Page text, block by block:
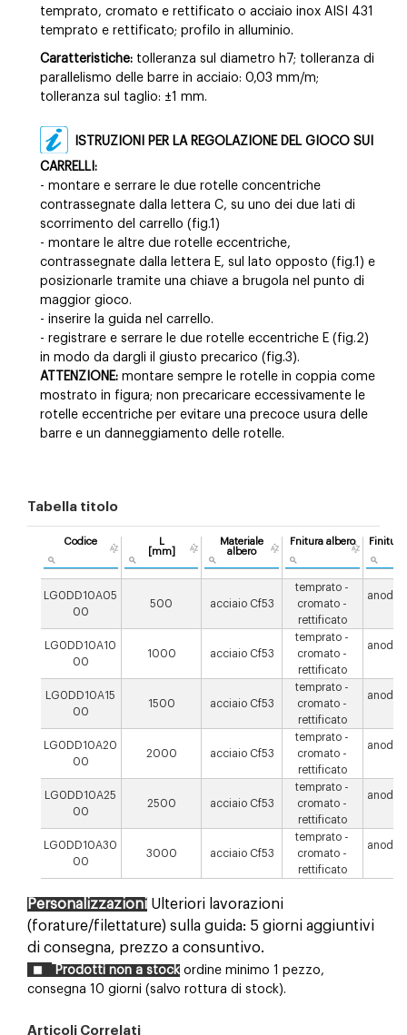
temprato, cromato e rettificato o acciaio inox AISI 431
temprato e rettificato; profilo in alluminio.
Caratteristiche: tolleranza sul diametro h7; tolleranza di
parallelismo delle barre in acciaio: 0,03 mm/m;
tolleranza sul taglio: ±1 mm.
ISTRUZIONI PER LA REGOLAZIONE DEL GIOCO SUI
CARRELLI:
- montare e serrare le due rotelle concentriche
contrassegnate dalla lettera C, su uno dei due lati di
scorrimento del carrello (fig.1)
- montare le altre due rotelle eccentriche,
contrassegnate dalla lettera E, sul lato opposto (fig.1) e
posizionarle tramite una chiave a brugola nel punto di
maggior gioco.
- inserire la guida nel carrello.
- registrare e serrare le due rotelle eccentriche E (fig.2)
in modo da dargli il giusto precarico (fig.3).
ATTENZIONE: montare sempre le rotelle in coppia come
mostrato in figura; non precaricare eccessivamente le
rotelle eccentriche per evitare una precoce usura delle
barre e un danneggiamento delle rotelle.
Tabella titolo
Codice
L
[mm]
Materiale
albero
Fnitura albero
LG0DD10A05
00
500 acciaio Cf53
temprato -
cromato -
rettificato
LG0DD10A10
00
1000 acciaio Cf53
temprato -
cromato -
rettificato
LG0DD10A15
00
1500 acciaio Cf53
temprato -
cromato -
rettificato
LG0DD10A20
00
2000 acciaio Cf53
temprato -
cromato -
rettificato
LG0DD10A25
00
2500 acciaio Cf53
temprato -
cromato -
rettificato
LG0DD10A30
00
3000 acciaio Cf53
temprato -
cromato -
rettificato
Personalizzazioni Ulteriori lavorazioni
(forature/filettature) sulla guida: 5 giorni aggiuntivi
di consegna, prezzo a consuntivo.
Prodotti non a stock ordine minimo 1 pezzo,
consegna 10 giorni (salvo rottura di stock).
Articoli Correlati